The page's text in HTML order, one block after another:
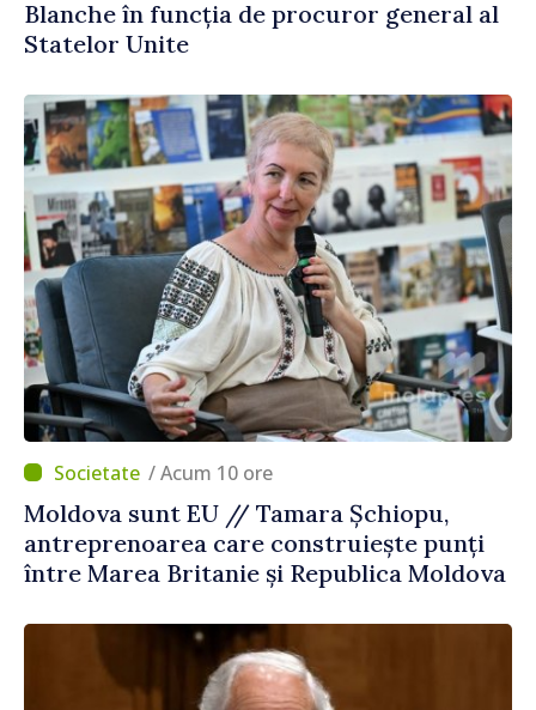
Blanche în funcția de procuror general al
Statelor Unite
/ Acum 10 ore
Moldova sunt EU // Tamara Șchiopu,
antreprenoarea care construiește punți
între Marea Britanie și Republica Moldova